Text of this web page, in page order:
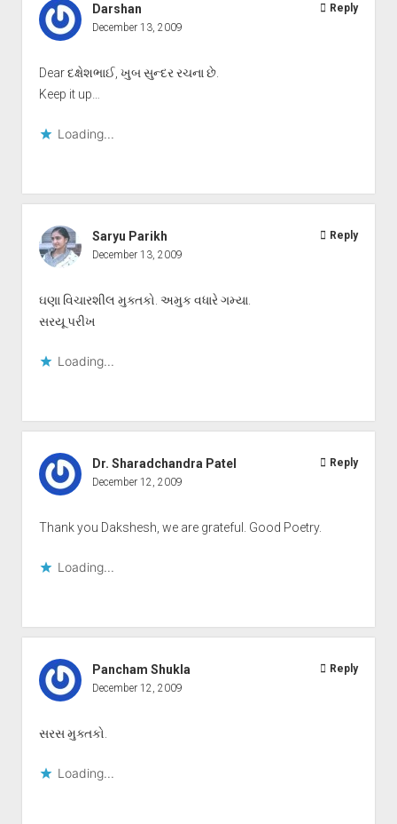
Darshan
December 13, 2009
Dear દક્ષેશભાઈ, ખુબ સુન્દર રચના છે.
Keep it up…
Loading...
Reply
Saryu Parikh
December 13, 2009
ઘણા વિચારશીલ મુક્તકો. અમુક વધારે ગમ્યા.
સરયૂ પરીખ
Loading...
Reply
Dr. Sharadchandra Patel
December 12, 2009
Thank you Dakshesh, we are grateful. Good Poetry.
Loading...
Reply
Pancham Shukla
December 12, 2009
સરસ મુક્તકો.
Loading...
Reply